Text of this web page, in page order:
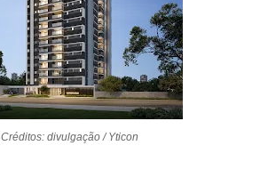
Créditos: divulgação / Yticon